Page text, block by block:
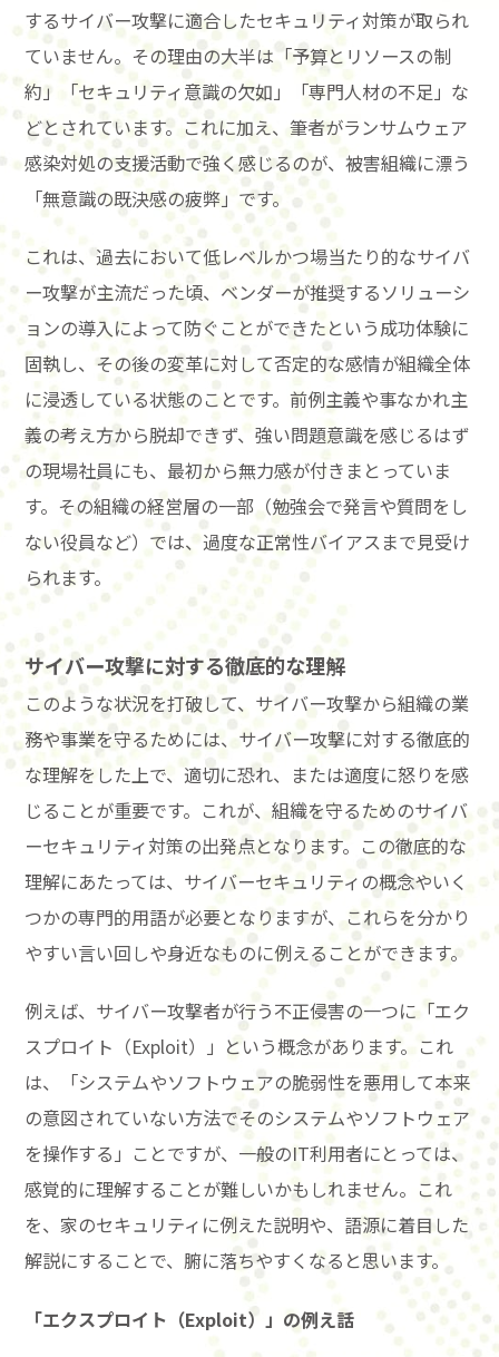
するサイバー攻撃に適合したセキュリティ対策が取られ
ていません。その理由の大半は「予算とリソースの制
約」「セキュリティ意識の欠如」「専門人材の不足」な
どとされています。これに加え、筆者がランサムウェア
感染対処の支援活動で強く感じるのが、被害組織に漂う
「無意識の既決感の疲弊」です。
これは、過去において低レベルかつ場当たり的なサイバ
ー攻撃が主流だった頃、ベンダーが推奨するソリューシ
ョンの導入によって防ぐことができたという成功体験に
固執し、その後の変革に対して否定的な感情が組織全体
に浸透している状態のことです。前例主義や事なかれ主
義の考え方から脱却できず、強い問題意識を感じるはず
の現場社員にも、最初から無力感が付きまとっていま
す。その組織の経営層の一部（勉強会で発言や質問をし
ない役員など）では、過度な正常性バイアスまで見受け
られます。
サイバー攻撃に対する徹底的な理解
このような状況を打破して、サイバー攻撃から組織の業
務や事業を守るためには、サイバー攻撃に対する徹底的
な理解をした上で、適切に恐れ、または適度に怒りを感
じることが重要です。これが、組織を守るためのサイバ
ーセキュリティ対策の出発点となります。この徹底的な
理解にあたっては、サイバーセキュリティの概念やいく
つかの専門的用語が必要となりますが、これらを分かり
やすい言い回しや身近なものに例えることができます。
例えば、サイバー攻撃者が行う不正侵害の一つに「エク
スプロイト（Exploit）」という概念があります。これ
は、「システムやソフトウェアの脆弱性を悪用して本来
の意図されていない方法でそのシステムやソフトウェア
を操作する」ことですが、一般のIT利用者にとっては、
感覚的に理解することが難しいかもしれません。これ
を、家のセキュリティに例えた説明や、語源に着目した
解説にすることで、腑に落ちやすくなると思います。
「エクスプロイト（Exploit）」の例え話